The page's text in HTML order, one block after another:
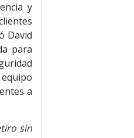
y
David
para
a
sin